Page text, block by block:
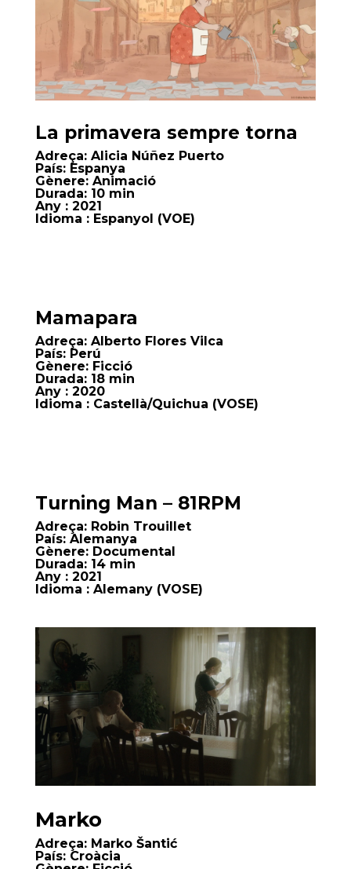
La primavera sempre torna
Adreça:Alicia Núñez Puerto
País:Espanya
Gènere:Animació
Durada:10 min
Any: 2021
Idioma : Espanyol (VOE)
Mamapara
Adreça:Alberto Flores Vilca
País:Perú
Gènere:Ficció
Durada:18 min
Any: 2020
Idioma : Castellà/Quichua (VOSE)
Turning Man – 81RPM
Adreça:Robin Trouillet
País:Alemanya
Gènere:Documental
Durada:14 min
Any: 2021
Idioma : Alemany (VOSE)
Marko
Adreça:Marko Šantić
País:Croàcia